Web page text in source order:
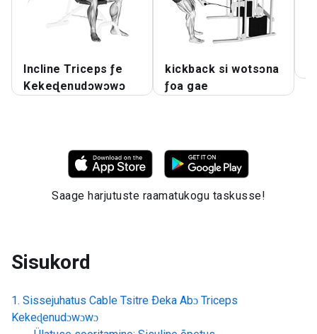
Incline Triceps ƒe
Kekeɖenudɔwɔwɔ
kickback si wotsɔna
ƒoa gae
Saage harjutuste raamatukogu taskusse!
Sisukord
Sissejuhatus Cable Tsitre Ðeka Abɔ Triceps
Kekeɖenudɔwɔwɔ